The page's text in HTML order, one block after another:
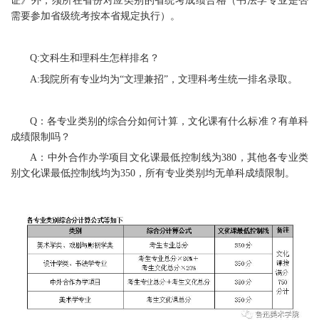
需要参加省级统考按本省规定执行）。
Q:文科生和理科生怎样排名？
A:我院所有专业均为“文理兼招”，文理科考生统一排名录取。
Q：各专业类别的综合分如何计算，文化课有什么标准？有单科
成绩限制吗？
A：中外合作办学项目文化课最低控制线为380，其他各专业类
别文化课最低控制线均为350，所有专业类别均无单科成绩限制。